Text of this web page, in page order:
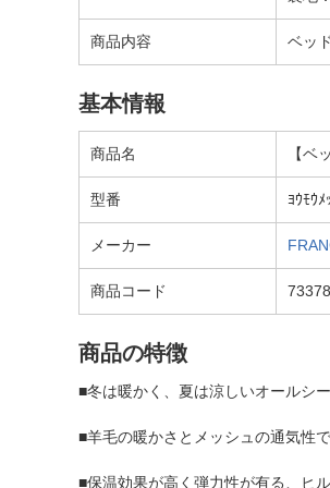
商品内容 ベッ
基本情報
商品名 【ベ
型番 ﾖｳﾓｳ
メーカー
商品コード
商品の特徴
■冬は暖かく、夏は涼しいオールシー
■羊毛の暖かさとメッシュの通気性
■保温効果が高く弾力性が有る、ヒ